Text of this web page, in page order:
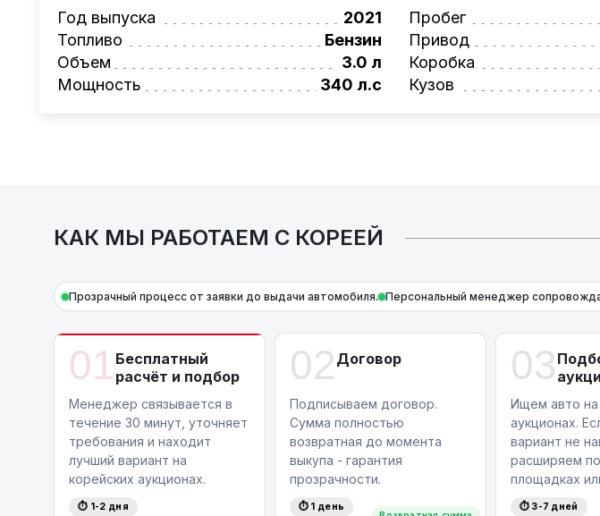
Также, для граждан РБ действует
лизинговая программа на
Условия и подробности можно узнать по номеру:+375 (29) 689-20-
AutoCapital
– просто доверьте работу профессионалам!
Год выпуска
2021
Топливо
Бензин
Объем
3.0 л
Мощность
340 л.с
Пробег
Привод
Коробка
Кузов
КАК МЫ РАБОТАЕМ С КОРЕЕЙ
Прозрачный процесс от заявки до выдачи автомобиля. Персональный менеджер
01 Бесплатный
расчёт и подбор
Менеджер связывается в
течение 30 минут, уточняет
требования и находит
лучший вариант на
корейских аукционах.
⏱ 1-2 дня
02 Договор
Подписываем договор.
Сумма полностью
возвратная до момента
выкупа - гарантия
прозрачности.
⏱ 1 день
03
Ищем авто на
аукционах.
вариант не
расширяем
площадках
⏱ 3-7 дней